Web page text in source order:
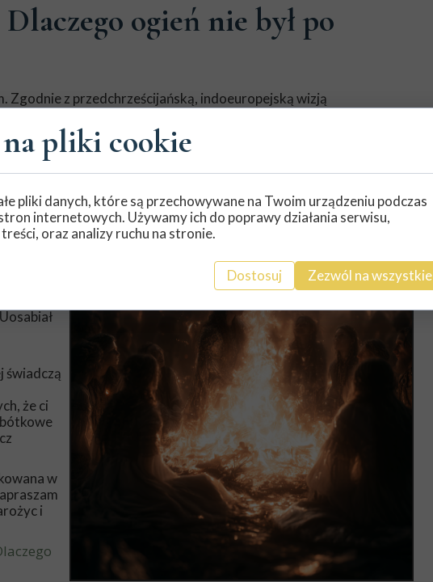
ogień nie był po
Zgodnie z przedchrześcijańską, indoeuropejską wizją
sfery i przypisywano różnym bóstwom:
był
że to
do
walki i
i na
świadczą
że ci
w
i
pliki cookie
pliki danych, które są przechowywane na Twoim urządzeniu podczas
internetowych. Używamy ich do poprawy działania serwisu,
oraz analizy ruchu na stronie.
Dostosuj Zezwól na wszystkie